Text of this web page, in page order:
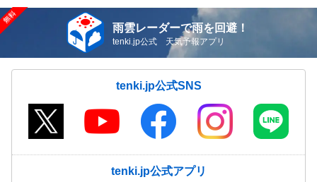
雨雲レーダーで雨を回避！
tenki.jp公式 天気予報アプリ
tenki.jp公式SNS
tenki.jp公式アプリ